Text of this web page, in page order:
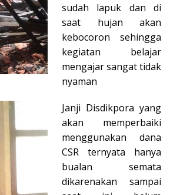
sudah lapuk dan di
saat hujan akan
kebocoron sehingga
kegiatan belajar
mengajar sangat tidak
nyaman
Janji Disdikpora yang
akan memperbaiki
menggunakan dana
CSR ternyata hanya
bualan semata
dikarenakan sampai